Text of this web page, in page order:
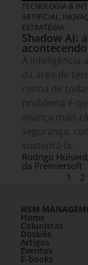
TECNOLOGIA &
ARTIFICIAL,
ESTRATÉGIA
Shadow AI:
A inteligência
da área de
rotina de
problema é
avança mais
segurança,
sustentá-la.
Rodrigo
da Premiersoft
1 2
HSM
Home
Colunistas
Dossiês
Artigos
Eventos
E-books